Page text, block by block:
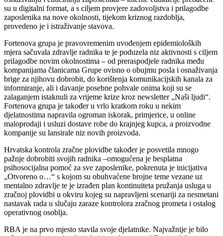
su u digitalni format, a s ciljem provjere zadovoljstva i prilagodbe
zaposlenika na nove okolnosti, tijekom kriznog razdoblja,
provedeno je i istraživanje stavova.
Fortenova grupa je pravovremenim uvođenjem epidemioloških
mjera sačuvala zdravlje radnika te je poduzela niz aktivnosti s ciljem
prilagodbe novim okolnostima – od preraspodjele radnika među
kompanijama članicama Grupe ovisno o obujmu posla i osnaživanja
brige za njihovu dobrobit, do korištenja komunikacijskih kanala za
informiranje, ali i davanje posebne pohvale onima koji su se
zalaganjem istaknuli za vrijeme krize kroz newsletter „Naši ljudi“.
Fortenova grupa je također u vrlo kratkom roku u nekim
djelatnostima napravila ogroman iskorak, primjerice, u online
maloprodaji i usluzi dostave robe do krajnjeg kupca, a proizvodne
kompanije su lansirale niz novih proizvoda.
Hrvatska kontrola zračne plovidbe također je posvetila mnogo
pažnje dobrobiti svojih radnika –omogućena je besplatna
psihosocijalna pomoć za sve zaposlenike, pokrenuta je inicijativa
„Otvoreno o…“ s kojom su obuhvaćene brojne teme vezane uz
mentalno zdravlje te je izrađen plan kontinuiteta pružanja usluga u
zračnoj plovidbi u okviru kojeg su napravljeni scenariji za nesmetani
nastavak rada u slučaju zaraze kontrolora zračnog prometa i ostalog
operativnog osoblja.
RBA je na prvo mjesto stavila svoje djelatnike. Najvažnije je bilo